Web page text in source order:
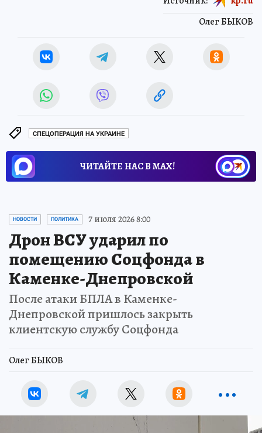
Олег БЫКОВ
СПЕЦОПЕРАЦИЯ НА УКРАИНЕ
ЧИТАЙТЕ НАС В МАХ!
НОВОСТИ ПОЛИТИКА 7 июля 2026 8:00
Дрон ВСУ ударил по
помещению Соцфонда в
Каменке-Днепровской
После атаки БПЛА в Каменке-
Днепровской пришлось закрыть
клиентскую службу Соцфонда
Олег БЫКОВ